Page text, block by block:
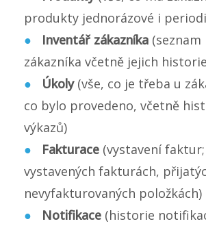
produkty jednorázové i
Inventář zákazníka (seznam
zákazníka včetně jejich
Úkoly(vše, co je třeba u
co bylo provedeno, včetně
výkazů)
Fakturace (vystavení
vystavených fakturách,
nevyfakturovaných položkách)
Notifikace (historie